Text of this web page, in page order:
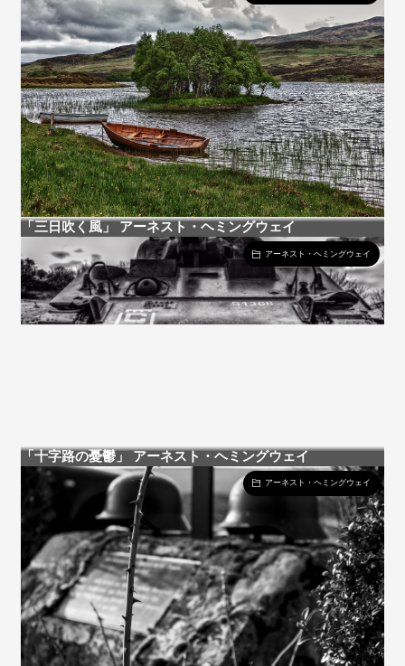
「三日吹く風」 アーネスト・ヘミングウェイ
アーネスト・ヘミングウェイ
「十字路の憂鬱」 アーネスト・ヘミングウェイ
アーネスト・ヘミングウェイ